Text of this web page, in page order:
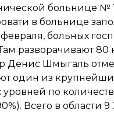
больнице №
в больнице
февраля, больных
разворачивают 80
Денис Шмыгаль
один из
по
Всего в области